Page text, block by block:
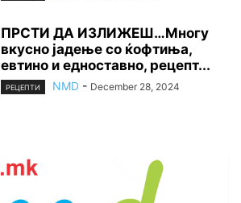
ПРСТИ ДА ИЗЛИЖЕШ…Многу
вкусно јадење со ќофтиња,
евтино и едноставно, рецепт...
РЕЦЕПТИ NMD - December 28, 2024